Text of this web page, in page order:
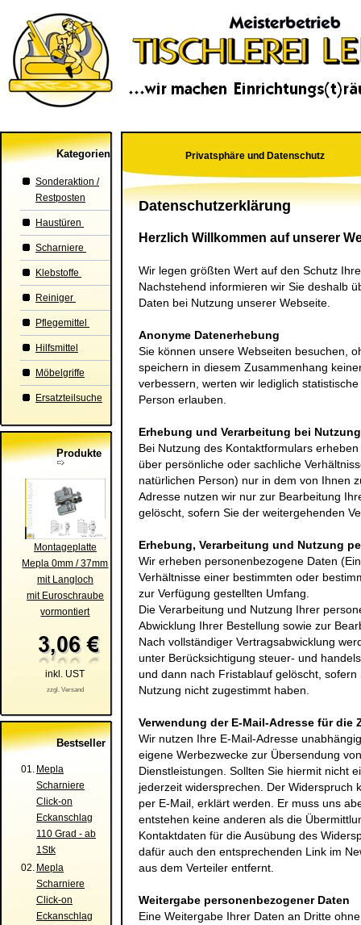
Kategorien
Sonderaktion /
Restposten
Haustüren
Scharniere
Klebstoffe
Reiniger
Pflegemittel
Hilfsmittel
Möbelgriffe
Ersatzteilsuche
Produkte
Montageplatte
Mepla 0mm / 37mm
mit Langloch
mit Euroschraube
vormontiert
inkl. UST
zzgl. Versand
Bestseller
01. Mepla
Scharniere
Click-on
Eckanschlag
110 Grad - ab
1Stk
02. Mepla
Scharniere
Click-on
Eckanschlag
Privatsphäre und Datenschutz
Datenschutzerklärung
Herzlich Willkommen auf unserer
Wir legen größten Wert auf den Schutz
Nachstehend informieren wir Sie deshalb
Daten bei Nutzung unserer Webseite.
Anonyme Datenerhebung
Sie können unsere Webseiten besuchen,
speichern in diesem Zusammenhang
verbessern, werten wir lediglich
Person erlauben.
Erhebung und Verarbeitung bei
Bei Nutzung des Kontaktformulars
über persönliche oder sachliche
natürlichen Person) nur in dem von Ihnen
Adresse nutzen wir nur zur Bearbeitung
gelöscht, sofern Sie der weitergehenden
Erhebung, Verarbeitung und Nutzung
Wir erheben personenbezogene Daten
Verhältnisse einer bestimmten oder
zur Verfügung gestellten Umfang.
Die Verarbeitung und Nutzung Ihrer
Abwicklung Ihrer Bestellung sowie zur
Nach vollständiger Vertragsabwicklung
unter Berücksichtigung steuer- und
und dann nach Fristablauf gelöscht,
Nutzung nicht zugestimmt haben.
Verwendung der E-Mail-Adresse für
Wir nutzen Ihre E-Mail-Adresse
eigene Werbezwecke zur Übersendung
Dienstleistungen. Sollten Sie hiermit nicht
jederzeit widersprechen. Der Widerspruch
per E-Mail, erklärt werden. Er muss uns
entstehen keine anderen als die
Kontaktdaten für die Ausübung des
dafür auch den entsprechenden Link im
aus dem Verteiler entfernt.
Weitergabe personenbezogener Daten
Eine Weitergabe Ihrer Daten an Dritte